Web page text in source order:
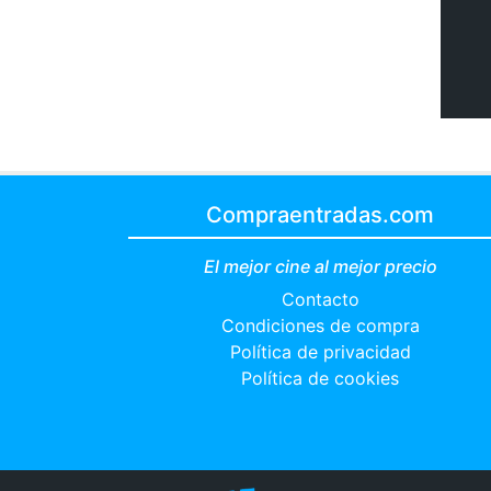
Compraentradas.com
El mejor cine al mejor precio
Contacto
Condiciones de compra
Política de privacidad
Política de cookies